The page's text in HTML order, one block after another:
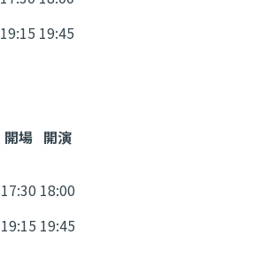
19:15 19:45
開場 開演
17:30
19:15
18:00
19:45